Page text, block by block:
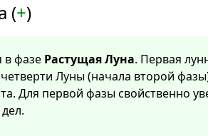
(+)
в фазе Растущая Луна. Первая
Луны (начала второй
Для первой фазы свойственно